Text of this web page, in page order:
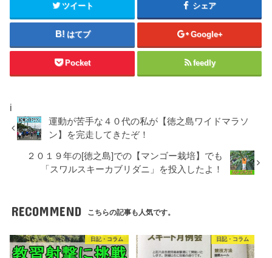
ツイート シェア
はてブ Google+
Pocket feedly
i
運動が苦手な４０代の私が【徳之島ワイドマラソ
ン】を完走してきたぞ！
２０１９年の[徳之島]での【マンゴー栽培】でも
「スワルスキーカブリダニ」を投入したよ！
RECOMMEND こちらの記事も人気です。
日記・コラム 日記・コラム